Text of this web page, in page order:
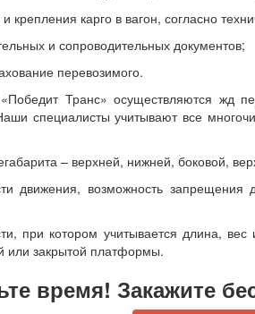
крепления карго в вагон, согласно
и сопроводительных документов;
перевозимого.
Транс» осуществляются жд
специалисты учитывают все
– верхней, нижней, боковой,
движения, возможность
при котором учитывается длина,
или закрытой платформы.
время! Закажите